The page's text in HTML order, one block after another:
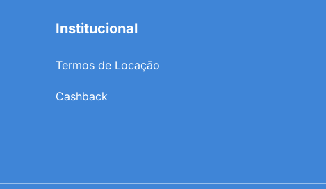
Institucional
Termos de Locação
Cashback